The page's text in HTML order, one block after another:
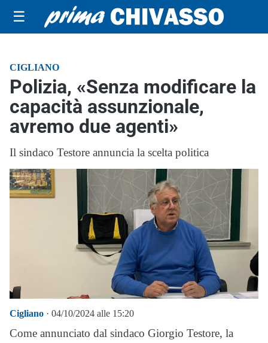
☰
CIGLIANO
Polizia, «Senza modificare la
capacità assunzionale,
avremo due agenti»
Il sindaco Testore annuncia la scelta politica
Cigliano · 04/10/2024 alle 15:20
Come annunciato dal sindaco Giorgio Testore, la